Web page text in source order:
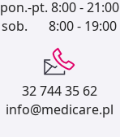
pon.-pt. 8:00 - 21:00
sob.
8:00 - 19:00
32 744 35 62
info@medicare.pl